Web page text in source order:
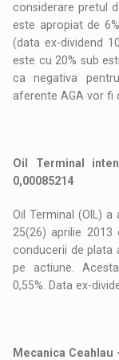
considerare pretul
este apropiat de
(data ex-dividend
este cu 20% sub
ca negativa
aferente AGA vor fi
Oil Terminal
0,00085214
Oil Terminal (OIL)
25(26) aprilie
conducerii de plata
pe actiune.
0,55%. Data ex-
Mecanica